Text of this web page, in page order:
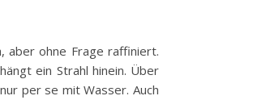
aber ohne Frage raffiniert.
ein Strahl hinein. Über
per se mit Wasser. Auch